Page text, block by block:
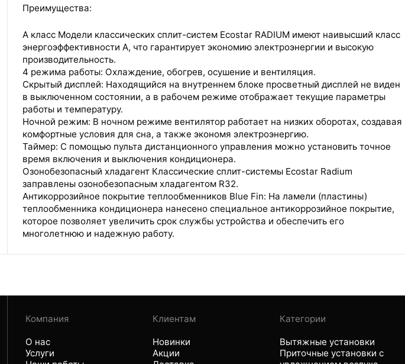
Преимущества:
А класс Модели классических сплит-систем Ecostar RADIUM имеют наивысший класс
энергоэффективности А, что гарантирует экономию электроэнергии и высокую
производительность.
4 режима работы: Охлаждение, обогрев, осушение и вентиляция.
Скрытый дисплей: Находящийся на внутреннем блоке просветный дисплей не виден
в выключенном состоянии, а в рабочем режиме отображает текущие параметры
работы и температуру.
Ночной режим: В ночном режиме вентилятор работает на низких оборотах, создавая
комфортные условия для сна, а также экономя электроэнергию.
Таймер: С помощью пульта дистанционного управления можно установить точное
время включения и выключения кондиционера.
Озонобезопасный хладагент Классические сплит-системы Ecostar Radium
заправлены озонобезопасным хладагентом R32.
Антикоррозийное покрытие теплообменников Blue Fin: На ламели (пластины)
теплообменника кондиционера нанесено специальное антикоррозийное покрытие,
которое позволяет увеличить срок службы устройства и обеспечить его
многолетнюю и надежную работу.
Компания
О нас
Услуги
Клиентам
Новинки
Акции
Категории
Вытяжные установки
Приточные установки с